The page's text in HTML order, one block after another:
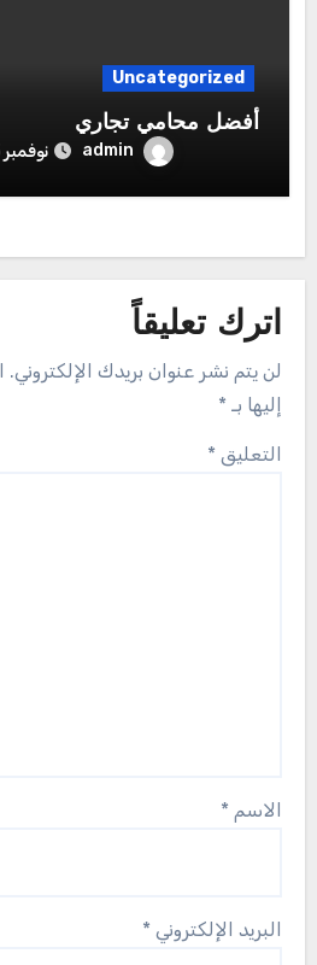
Uncategorized
أفضل محامي تجاري
admin نوفمبر 15, 2023
اترك تعليقاً
لن يتم نشر عنوان بريدك الإلكتروني.
إليها بـ *
التعليق *
الاسم *
البريد الإلكتروني *